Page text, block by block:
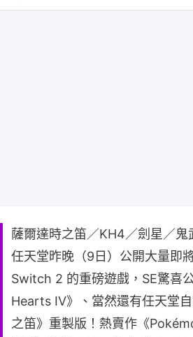
薩爾達時之笛／KH4／劍星／鬼
任天堂昨晚（9日）公開大量即
Switch 2 的重磅遊戲，SE驚喜
Hearts IV》、當然還有任天堂
之笛》重製版！熱賣作《